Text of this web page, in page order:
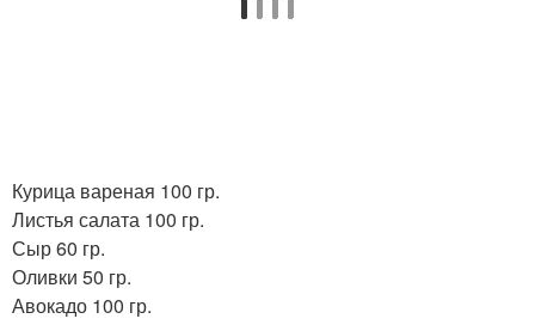
Курица вареная 100 гр.
Листья салата 100 гр.
Сыр 60 гр.
Оливки 50 гр.
Авокадо 100 гр.